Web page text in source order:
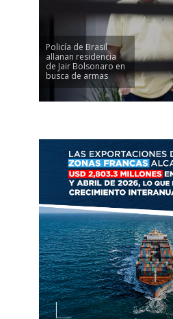
Policía de Brasil
allanan residencia
de Jair Bolsonaro en
busca de armas